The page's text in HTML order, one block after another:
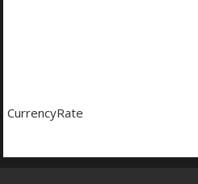
CurrencyRate